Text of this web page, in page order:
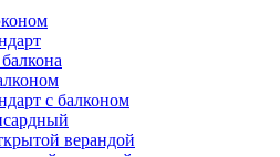
с балконом
верандой